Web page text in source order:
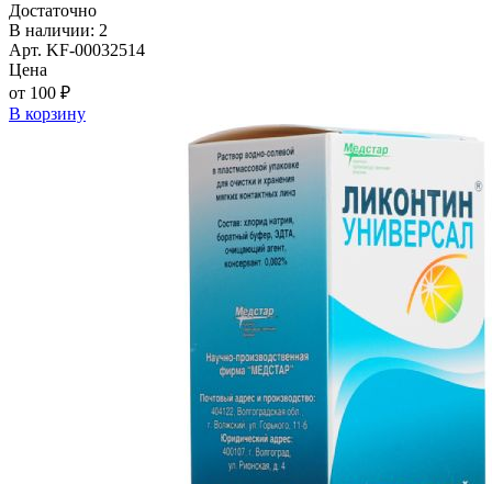
Достаточно
В наличии: 2
Арт. KF-00032514
Цена
от 100 ₽
В корзину